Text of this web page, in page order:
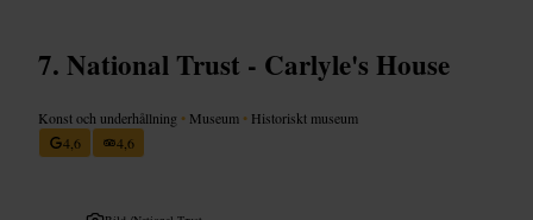
National Trust - Carlyle's House
Konst och underhållning • Museum • Historiskt museum
4,6
4,6